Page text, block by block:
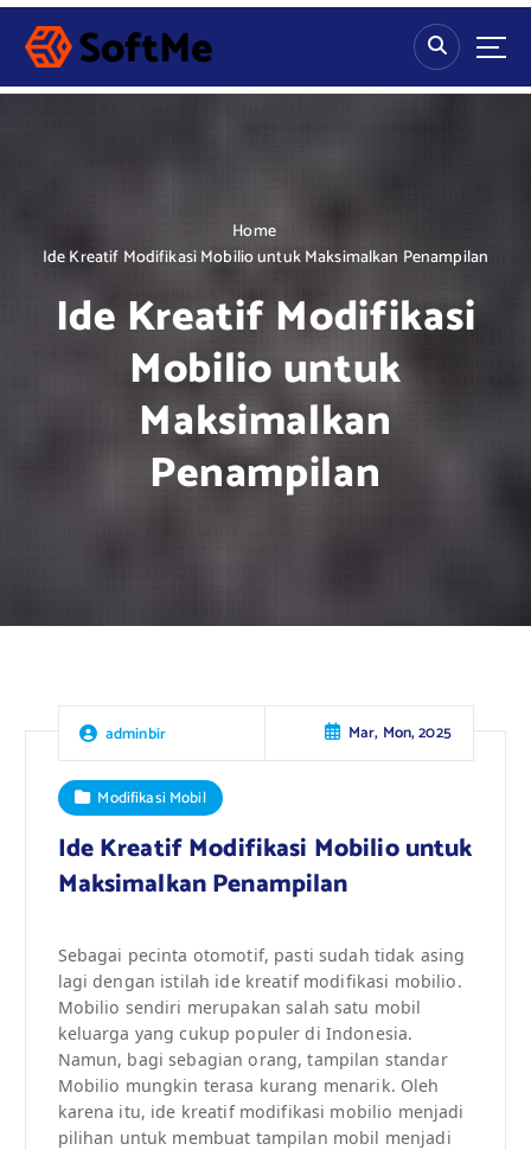
S
p
Home
Ide Kreatif Modifikasi Mobilio untuk Maksimalkan Penampilan
Ide Kreatif Modifikasi
Mobilio untuk
Maksimalkan
Penampilan
adminbir Mar, Mon, 2025
Modifikasi Mobil
Ide Kreatif Modifikasi Mobilio untuk
Maksimalkan Penampilan
Sebagai pecinta otomotif, pasti sudah tidak asing
lagi dengan istilah ide kreatif modifikasi mobilio.
Mobilio sendiri merupakan salah satu mobil
keluarga yang cukup populer di Indonesia.
Namun, bagi sebagian orang, tampilan standar
Mobilio mungkin terasa kurang menarik. Oleh
karena itu, ide kreatif modifikasi mobilio menjadi
pilihan untuk membuat tampilan mobil menjadi